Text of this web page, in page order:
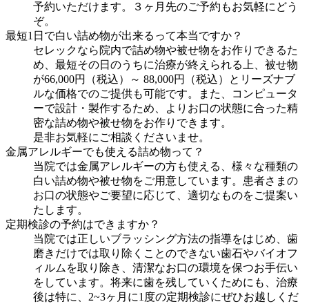
予約いただけます。３ヶ月先のご予約もお気軽にどう
ぞ。
最短1日で白い詰め物が出来るって本当ですか？
セレックなら院内で詰め物や被せ物をお作りできるた
め、最短その日のうちに治療が終えられる上、被せ物
が66,000円（税込）～ 88,000円（税込）とリーズナブ
ルな価格でのご提供も可能です。また、コンピュータ
ーで設計・製作するため、よりお口の状態に合った精
密な詰め物や被せ物をお作りできます。
是非お気軽にご相談くださいませ。
金属アレルギーでも使える詰め物って？
当院では金属アレルギーの方も使える、様々な種類の
白い詰め物や被せ物をご用意しています。患者さまの
お口の状態やご要望に応じて、適切なものをご提案い
たします。
定期検診の予約はできますか？
当院では正しいブラッシング方法の指導をはじめ、歯
磨きだけでは取り除くことのできない歯石やバイオフ
ィルムを取り除き、清潔なお口の環境を保つお手伝い
をしています。将来に歯を残していくためにも、治療
後は特に、2~3ヶ月に1度の定期検診にぜひお越しくだ